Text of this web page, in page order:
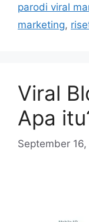
parodi viral
marketing,
Viral
Apa
September